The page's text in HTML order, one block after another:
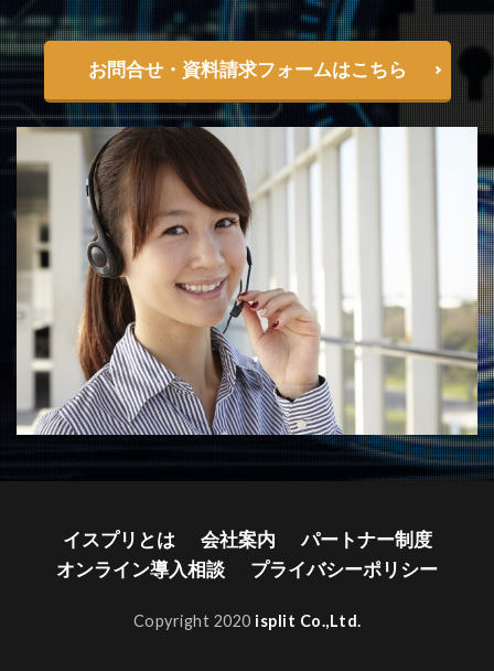
お問合せ・資料請求フォームはこちら
イスプリとは 会社案内
パートナー制度
オンライン導入相談
プライバシーポリシー
Copyright 2020 isplit Co.,Ltd.